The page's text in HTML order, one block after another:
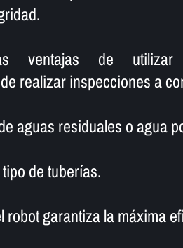
ventajas de
realizar inspecciones a
aguas residuales o agua
de tuberí­as.
robot garantiza la máxima